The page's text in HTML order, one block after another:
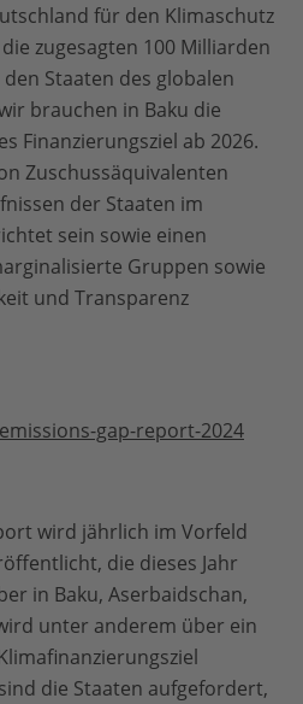
für den Klimaschutz
zugesagten 100 Milliarden
Staaten des globalen
brauchen in Baku die
Finanzierungsziel ab 2026.
Zuschussäquivalenten
der Staaten im
sein sowie einen
Gruppen sowie
und Transparenz
gap-report-2024
wird jährlich im Vorfeld
die dieses Jahr
in Baku, Aserbaidschan,
unter anderem über ein
die Staaten aufgefordert,